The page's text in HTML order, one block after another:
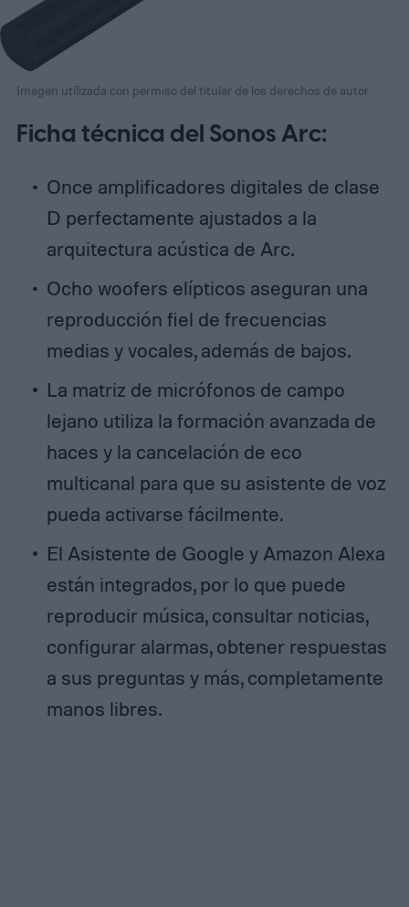
Imagen utilizada con permiso del titular de los derechos de autor
Ficha técnica del Sonos Arc:
Once amplificadores digitales de clase
D perfectamente ajustados a la
arquitectura acústica de Arc.
Ocho woofers elípticos aseguran una
reproducción fiel de frecuencias
medias y vocales, además de bajos.
La matriz de micrófonos de campo
lejano utiliza la formación avanzada de
haces y la cancelación de eco
multicanal para que su asistente de voz
pueda activarse fácilmente.
El Asistente de Google y Amazon Alexa
están integrados, por lo que puede
reproducir música, consultar noticias,
configurar alarmas, obtener respuestas
a sus preguntas y más, completamente
manos libres.